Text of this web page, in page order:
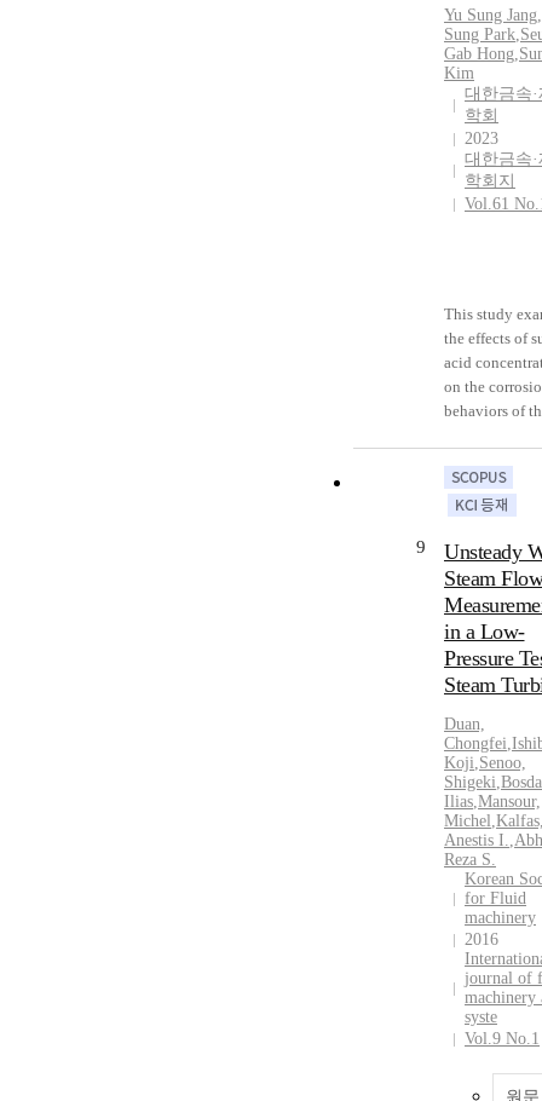
homogeneous
nucleation
various
homogeneous
nucleation rate
models were
described.
Experimental
were used in a
provide
values for
engineering
projects. This
indicates that
main
between
nucleation
lies in the
in the
temperature
nucleation
Yu Sung Jang,
Sung Park,
Gab Hong,
Kim
대한금속
학회
2023
대한금속
학회지
Vol.61
This study
the effects of
acid
on the
behaviors of
carbon steel
(SA192),
steel (S-TEN),
duplex
steel (S32205),
considered to
potential
for the heat
(HRSG) in
cycle power
Based on the
of
polarization,
immersion
dry cycle
exposed to a
sulfuric acid
concentration
(50%), SA192
TEN exhibited
higher
resistance than
due to the
9
Unsteady
Steam Flow
in a Low-
Pressure
Steam
Duan,
Chongfei,
Koji,Senoo,
Shigeki,
Ilias,Mansour,
Michel,
Anestis I.,
Reza S.
Korean
for Fluid
machinery
2016
journal of
machinery
syste
Vol.9 No.1
원문